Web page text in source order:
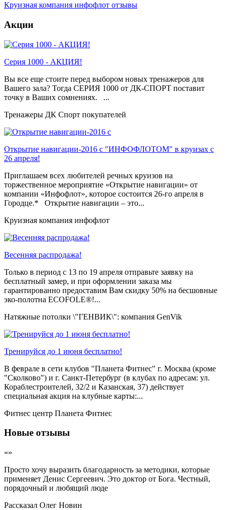
Круизная компания инфофлот отзывы
Акции
Серия 1000 - АКЦИЯ!
Вы все еще стоите перед выбором новых тренажеров для
Вашего зала? Тогда СЕРИЯ 1000 от ДК-СПОРТ поставит
точку в Ваших сомнениях. ...
Тренажеры ДК Спорт покупателей
Открытие навигации-2016 с "ИНФОФЛОТОМ" в круизах с
26 апреля!
Приглашаем всех любителей речных круизов на
торжественное мероприятие «Открытие навигации» от
компании «Инфофлот», которое состоится 26-го апреля в
Городце.* Открытие навигации – это...
Круизная компания инфофлот
Весенняя распродажа!
Только в период c 13 по 19 апреля отправьте заявку на
бесплатный замер, и при оформлении заказа мы
гарантированно предоставим Вам скидку 50% на бесшовные
эко-полотна ECOFOLE®!...
Натяжные потолки \"ГЕНВИК\": компания GenVik
Тренируйся до 1 июня бесплатно!
В феврале в сети клубов "Планета Фитнес" г. Москва (кроме
"Сколково") и г. Санкт-Петербург (в клубах по адресам: ул.
Кораблестроителей, 32/2 и Казанская, 37) действует
специальная акция на клубные карты:...
Фитнес центр Планета Фитнес
Новые отзывы
«»
Просто хочу выразить благодарность за методики, которые
применяет Денис Сергеевич. Это доктор от Бога. Честный,
порядочный и любящий люде
Рассказал Олег Новин